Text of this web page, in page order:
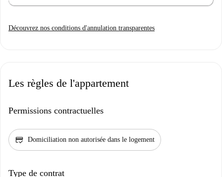
Découvrez nos conditions d'annulation transparentes
Les règles de l'appartement
Permissions contractuelles
credit_score Domiciliation non autorisée dans le logement
Type de contrat